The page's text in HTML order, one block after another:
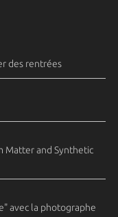
des rentrées
Matter and Synthetic
avec la photographe